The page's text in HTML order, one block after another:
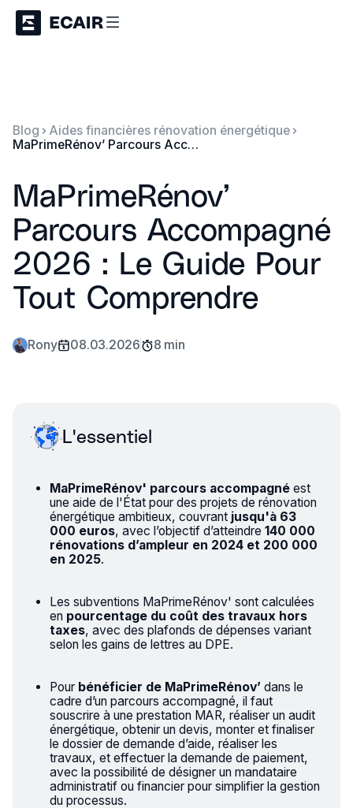
Blog
Aides financières rénovation énergétique
MaPrimeRénov’ Parcours Accompagné 2026 : Le Guide Pour Tout Comprendre
MaPrimeRénov’
Parcours Accompagné
2026 : Le Guide Pour
Tout Comprendre
Rony 08.03.2026 8 min
L'essentiel
MaPrimeRénov' parcours accompagnéest
une aide de l'État pour des projets de rénovation
énergétique ambitieux, couvrant jusqu'à 63
000 euros, avec l’objectif d’atteindre 140 000
rénovations d’ampleur en 2024 et 200 000
en 2025.
Les subventions MaPrimeRénov' sont calculées
en pourcentage du coût des travaux hors
taxes, avec des plafonds de dépenses variant
selon les gains de lettres au DPE.
Pour bénéficier de MaPrimeRénov’dans le
cadre d’un parcours accompagné, il faut
souscrire à une prestation MAR, réaliser un audit
énergétique, obtenir un devis, monter et finaliser
le dossier de demande d’aide, réaliser les
travaux, et effectuer la demande de paiement,
avec la possibilité de désigner un mandataire
administratif ou financier pour simplifier la gestion
du processus.